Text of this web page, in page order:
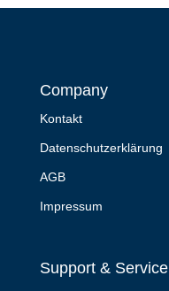
Company
Kontakt
Datenschutzerklärung
AGB
Impressum
Support & Service